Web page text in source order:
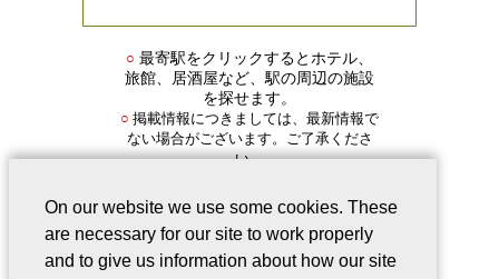
○ 最寄駅をクリックするとホテル、
旅館、居酒屋など、駅の周辺の施設
を探せます。
○ 掲載情報につきましては、最新情報で
ない場合がございます。ご了承くださ
い。
On our website we use some cookies. These
are necessary for our site to work properly
and to give us information about how our site